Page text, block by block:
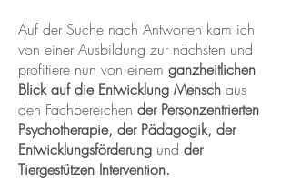
Auf der Suche nach Antworten kam ich
von einer Ausbildung zur nächsten und
profitiere nun von einem ganzheitlichen
Blick auf die Entwicklung Mensch aus
den Fachbereichen der Personzentrierten
Psychotherapie, der Pädagogik, der
Entwicklungsförderung und der
Tiergestützen Intervention.